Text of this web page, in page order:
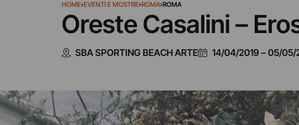
HOME›EVENTI E MOSTRE›ROMA›ROMA
Oreste Casalini –
SBA SPORTING BEACH ARTE 14/04/2019 –05/05/